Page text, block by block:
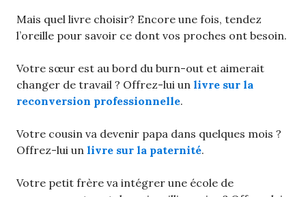
Mais quel livre choisir? Encore une fois, tendez
l’oreille pour savoir ce dont vos proches ont besoin.
Votre sœur est au bord du burn-out et aimerait
changer de travail ? Offrez-lui un livre sur la
reconversion professionnelle.
Votre cousin va devenir papa dans quelques mois ?
Offrez-lui un livre sur la paternité.
Votre petit frère va intégrer une école de